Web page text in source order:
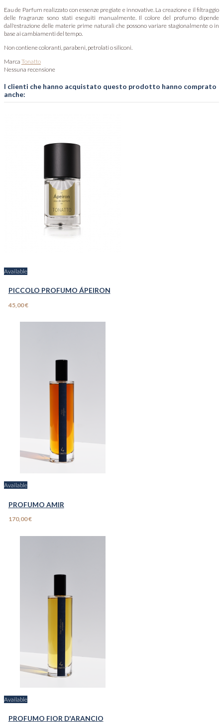
Eau de Parfum realizzato con essenze pregiate e innovative. La creazione e il filtraggio
delle fragranze sono stati eseguiti manualmente. Il colore del profumo dipende
dall'estrazione delle materie prime naturali che possono variare stagionalmente o in
base ai cambiamenti del tempo.
Non contiene coloranti, parabeni, petrolati o siliconi.
Marca Tonatto
Nessuna recensione
I clienti che hanno acquistato questo prodotto hanno comprato
anche:
Available
PICCOLO PROFUMO ÁPEIRON
45,00 €
Available
PROFUMO AMIR
170,00 €
Available
PROFUMO FIOR D'ARANCIO